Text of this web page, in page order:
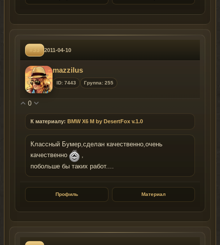
#33 2011-04-10
mazzilus
ID: 7443 Группа: 255
0
К материалу: BMW X6 M by DesertFox v.1.0
Классный Бумер,сделан качественно,очень
качественно
,
побольше бы таких работ....
Профиль Материал